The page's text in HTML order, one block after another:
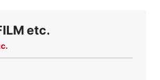
etc.